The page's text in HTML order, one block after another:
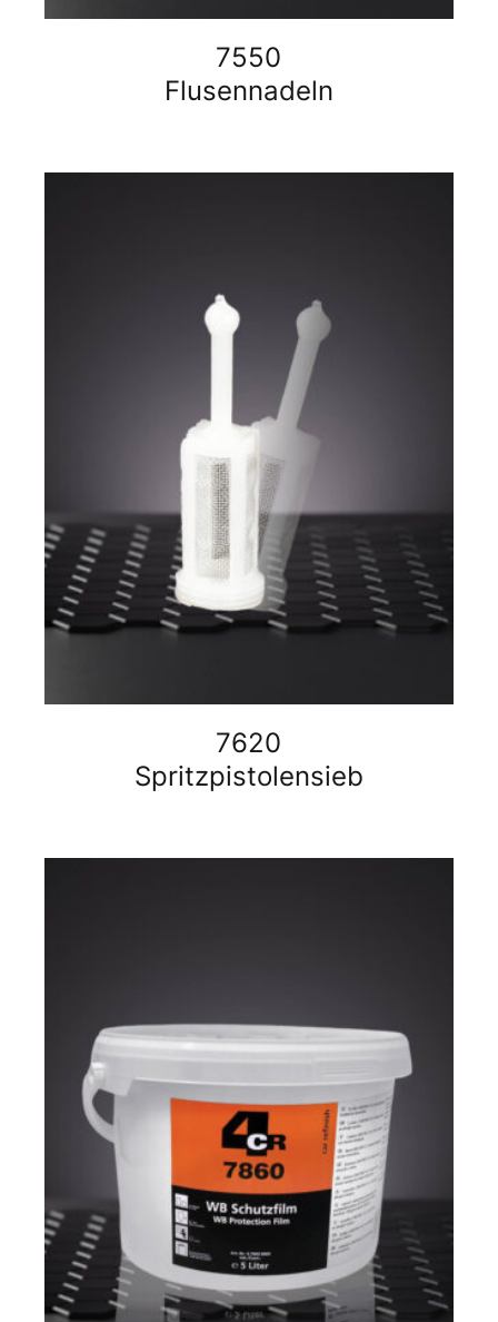
7550
Flusennadeln
7620
Spritzpistolensieb